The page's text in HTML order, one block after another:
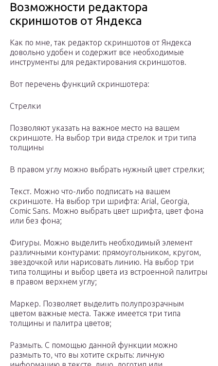
Возможности редактора
скриншотов от Яндекса
Как по мне, так редактор скриншотов от Яндекса
довольно удобен и содержит все необходимые
инструменты для редактирования скриншотов.
Вот перечень функций скриншотера:
Стрелки
Позволяют указать на важное место на вашем
скриншоте. На выбор три вида стрелок и три типа
толщины
В правом углу можно выбрать нужный цвет стрелки;
Текст. Можно что-либо подписать на вашем
скриншоте. На выбор три шрифта: Arial, Georgia,
Comic Sans. Можно выбрать цвет шрифта, цвет фона
или без фона;
Фигуры. Можно выделить необходимый элемент
различными контурами: прямоугольником, кругом,
звездочкой или нарисовать линию. На выбор три
типа толщины и выбор цвета из встроенной палитры
в правом верхнем углу;
Маркер. Позволяет выделить полупрозрачным
цветом важные места. Также имеется три типа
толщины и палитра цветов;
Размыть. С помощью данной функции можно
размыть то, что вы хотите скрыть: личную